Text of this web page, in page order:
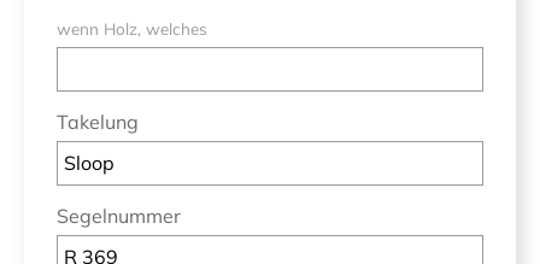
wenn Holz, welches
Takelung
Segelnummer